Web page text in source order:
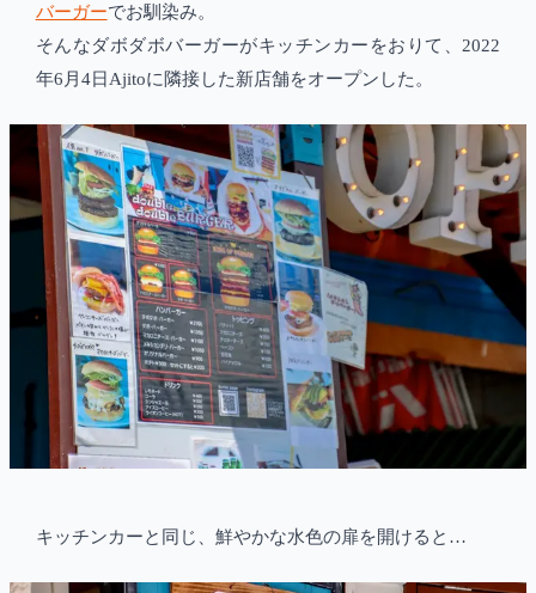
バーガーでお馴染み。
そんなダボダボバーガーがキッチンカーをおりて、2022
年6月4日Ajitoに隣接した新店舗をオープンした。
キッチンカーと同じ、鮮やかな水色の扉を開けると…